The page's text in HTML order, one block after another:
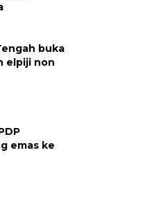
buka
elpiji non
emas ke